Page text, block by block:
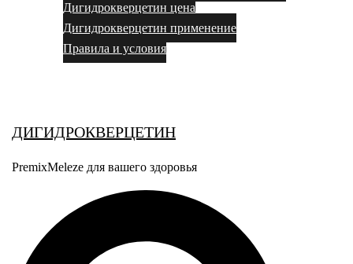
Дигидрокверцетин цена
Дигидрокверцетин применение
Правила и условия
ДИГИДРОКВЕРЦЕТИН
PremixMeleze для вашего здоровья